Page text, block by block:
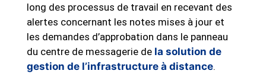
long des processus de travail en recevant des
alertes concernant les notes mises à jour et
les demandes d’approbation dans le panneau
du centre de messagerie de la solution de
gestion de l’infrastructure à distance.